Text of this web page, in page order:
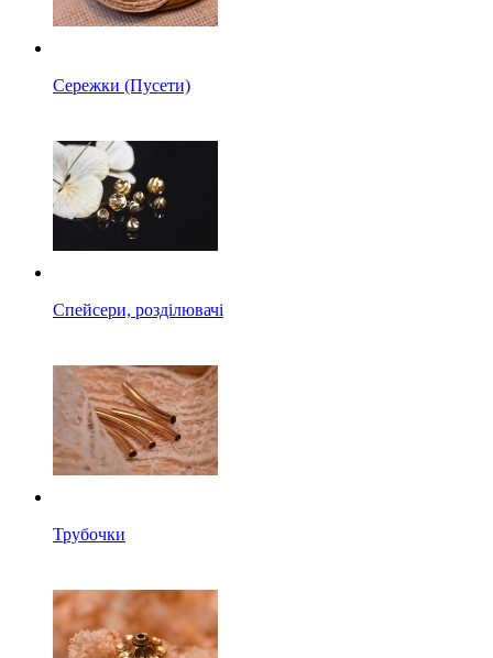
Сережки (Пусети)
Спейсери, розділювачі
Трубочки